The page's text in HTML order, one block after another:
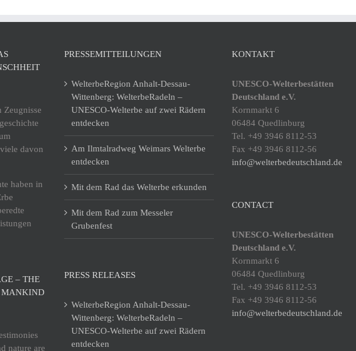
U
Zeugnisse
davon
haben in
– THE
MANKIND
nature are
PRESSEMITTEILUNGEN
WelterbeRegion Anhalt-Dessau-
Wittenberg: WelterbeRadeln –
UNESCO-Welterbe auf zwei Rädern
entdecken
Am Ilmtalradweg Weimars Welterbe
entdecken
Mit dem Rad das Welterbe erkunden
Mit dem Rad zum Messeler
Grubenfest
PRESS RELEASES
WelterbeRegion Anhalt-Dessau-
Wittenberg: WelterbeRadeln –
UNESCO-Welterbe auf zwei Rädern
entdecken
KONTAKT
UNESCO-Welterbestätten
Deutschland e.V.
Kornmarkt 6
06484 Quedlinburg
Tel. +49 3946 8112-53
Fax +49 3946 8112-56
info@welterbedeutschland.de
CONTACT
UNESCO-Welterbestätten
Deutschland e.V.
Kornmarkt 6
06484 Quedlinburg
Tel. +49 3946 8112-53
Fax +49 3946 8112-56
info@welterbedeutschland.de